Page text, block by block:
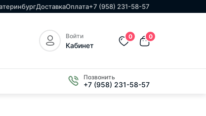
ДоставкаОплата+7 (958) 231-58-57
Войти
Кабинет
0 0
Позвонить
+7 (958) 231-58-57